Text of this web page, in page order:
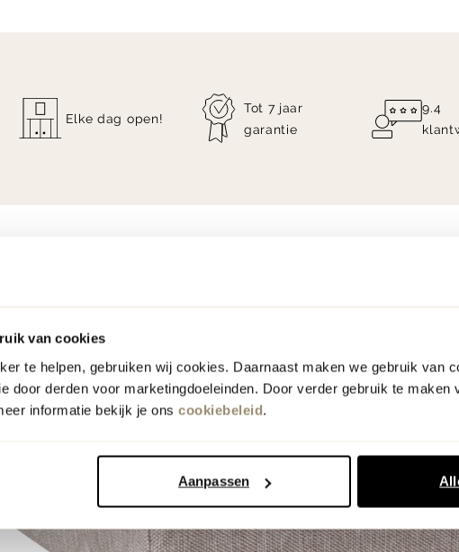
van cookies
te helpen, gebruiken wij cookies. Daarnaast maken we gebruik van
door derden voor marketingdoeleinden. Door verder gebruik te maken
informatie bekijk je ons cookiebeleid.
Aanpassen
Elke dag open!
Tot 7 jaar
garantie
9.4